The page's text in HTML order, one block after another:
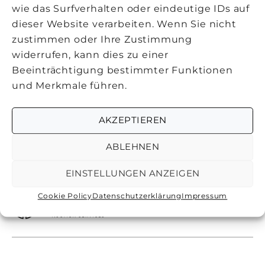
wie das Surfverhalten oder eindeutige IDs auf
dieser Website verarbeiten. Wenn Sie nicht
zustimmen oder Ihre Zustimmung
widerrufen, kann dies zu einer
Beeinträchtigung bestimmter Funktionen
und Merkmale führen.
AKZEPTIEREN
ABLEHNEN
EINSTELLUNGEN ANZEIGEN
Cookie PolicyDatenschutzerklärung Impressum
Ich stimme zu, dass meine personenbezogenen Daten
genutzt werden, um werbliche E-Mails zu erhalten,
und weiß, dass ich dies jederzeit widerrufen kann.
Anmelden